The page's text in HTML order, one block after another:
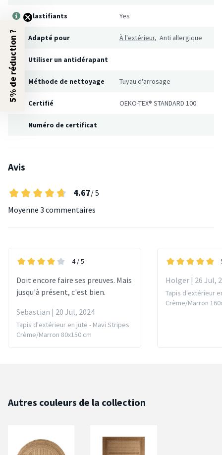
Plastifiants Yes
Adapté pour À l'extérieur, Anti allergique
Utiliser un antidérapant
Méthode de nettoyage Tuyau d'arrosage
Certifié OEKO-TEX® STANDARD 100
Numéro de certificat
Avis
4.67/ 5
Moyenne 3 commentaires
4 / 5
Doit encore faire ses preuves. Mais
jusqu'à présent, c'est bien.
Sebastian | 20 Jul, 2024
Tapis d'extérieur en jute - Mavi Stripes
Crème/Marron 80x150 cm
Holger | 26 Jul,
Tapis d'extérieur
Crème/Marron
Autres couleurs de la collection
5% de réduction ?